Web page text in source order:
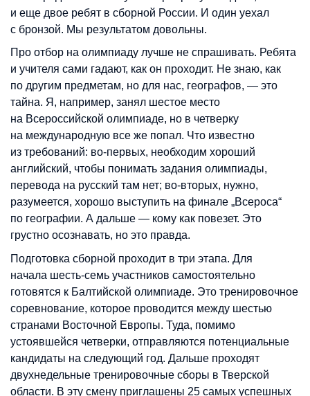
и еще двое ребят в сборной России. И один уехал
с бронзой. Мы результатом довольны.
Про отбор на олимпиаду лучше не спрашивать. Ребята
и учителя сами гадают, как он проходит. Не знаю, как
по другим предметам, но для нас, географов, — это
тайна. Я, например, занял шестое место
на Всероссийской олимпиаде, но в четверку
на международную все же попал. Что известно
из требований: во-первых, необходим хороший
английский, чтобы понимать задания олимпиады,
перевода на русский там нет; во-вторых, нужно,
разумеется, хорошо выступить на финале „Всероса“
по географии. А дальше — кому как повезет. Это
грустно осознавать, но это правда.
Подготовка сборной проходит в три этапа. Для
начала шесть-семь участников самостоятельно
готовятся к Балтийской олимпиаде. Это тренировочное
соревнование, которое проводится между шестью
странами Восточной Европы. Туда, помимо
устоявшейся четверки, отправляются потенциальные
кандидаты на следующий год. Дальше проходят
двухнедельные тренировочные сборы в Тверской
области. В эту смену приглашены 25 самых успешных